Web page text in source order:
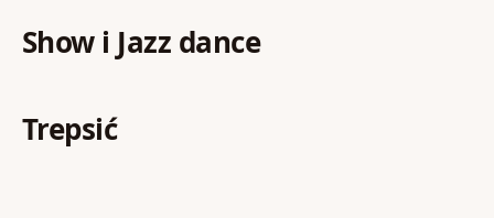
Show i Jazz dance
Trepsić